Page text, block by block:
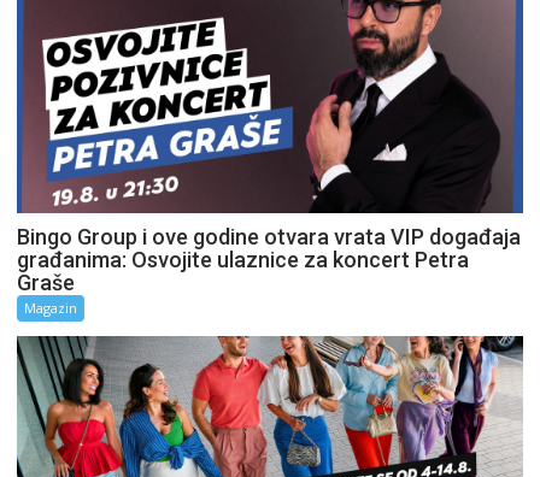
Bingo Group i ove godine otvara vrata VIP događaja
građanima: Osvojite ulaznice za koncert Petra
Graše
Magazin